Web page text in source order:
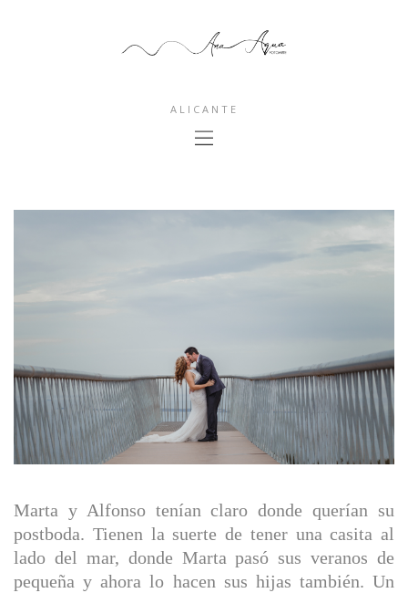
ALICANTE
Marta y Alfonso tenían claro donde querían su
postboda. Tienen la suerte de tener una casita al
lado del mar, donde Marta pasó sus veranos de
pequeña y ahora lo hacen sus hijas también. Un